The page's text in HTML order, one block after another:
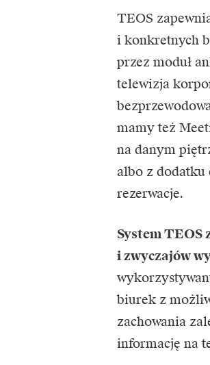
TEOS
i konkretnych
przez moduł
telewizja
mamy też
na danym
albo z
rezerwacje.
System TEOS
i zwyczajów
biurek z
zachowania
informację na